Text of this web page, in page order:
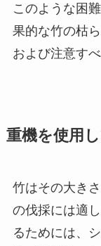
このような困
果的な竹の枯
および注意す
重機を使用
竹はその大き
の伐採には適
るためには、